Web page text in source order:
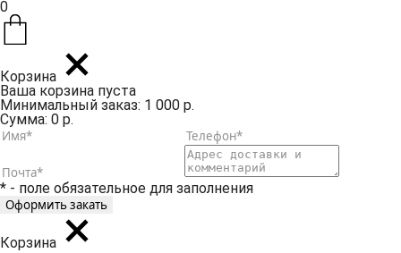
0
Корзина
Ваша корзина пуста
Минимальный заказ: 1 000 р.
Сумма: 0 р.
* - поле обязательное для заполнения
Корзина